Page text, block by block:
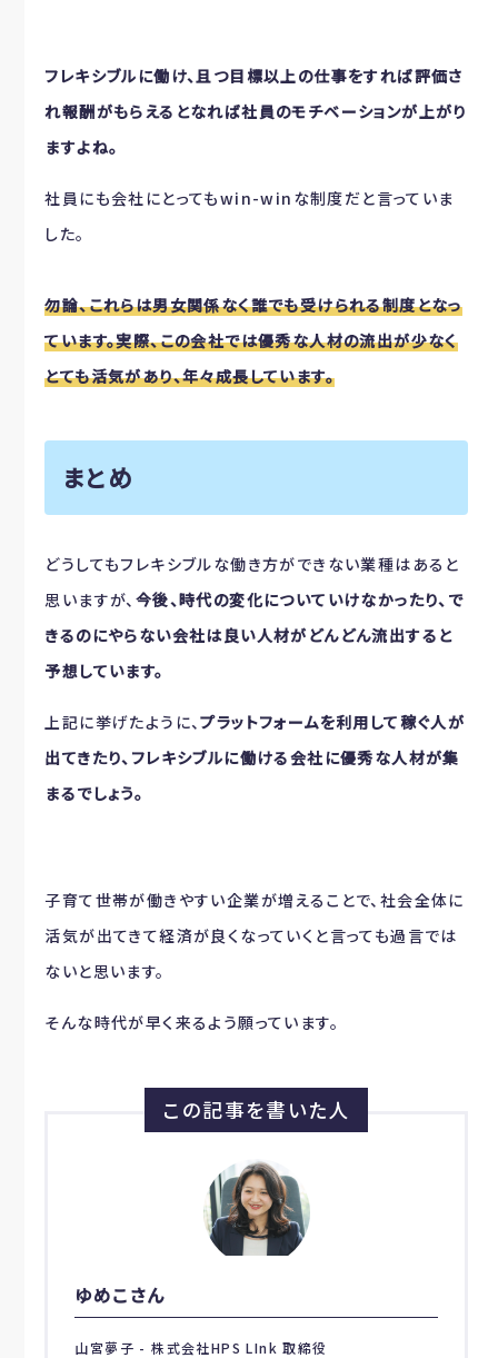
フレキシブルに働け、且つ目標以上の仕事をすれば評価さ
れ報酬がもらえるとなれば社員のモチベーションが上がり
ますよね。
社員にも会社にとってもwin-winな制度だと言っていま
した。
勿論、これらは男女関係なく誰でも受けられる制度となっ
ています。実際、この会社では優秀な人材の流出が少なく
とても活気があり、年々成長しています。
まとめ
どうしてもフレキシブルな働き方ができない業種はあると
思いますが、 今後、時代の変化についていけなかったり、で
きるのにやらない会社は良い人材がどんどん流出すると
予想しています。
上記に挙げたように、プラットフォームを利用して稼ぐ人が
出てきたり、フレキシブルに働ける会社に優秀な人材が集
まるでしょう。
子育て世帯が働きやすい企業が増えることで、社会全体に
活気が出てきて経済が良くなっていくと言っても過言では
ないと思います。
そんな時代が早く来るよう願っています。
この記事を書いた人
ゆめこさん
山宮夢子 - 株式会社HPS LInk 取締役